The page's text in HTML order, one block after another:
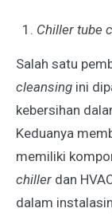
Chiller tube
Salah satu
cleansing ini
kebersihan
Keduanya
memiliki
chiller dan
dalam